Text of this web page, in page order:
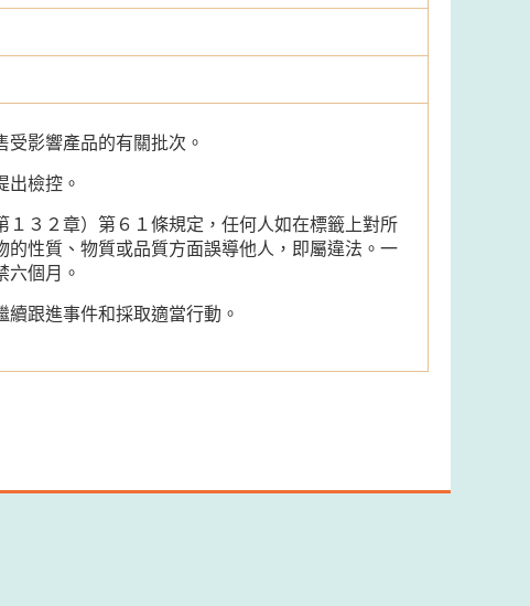
影響產品的有關批次。
出檢控。
１３２章）第６１條規定，任何人如在標籤上對所
的性質、物質或品質方面誤導他人，即屬違法。一
六個月。
跟進事件和採取適當行動。